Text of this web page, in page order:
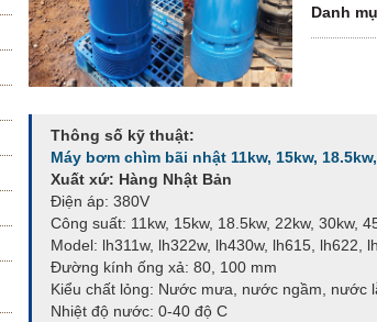
Danh
Thông số kỹ thuật:
Máy bơm chìm bãi nhật 11kw, 15kw,
Xuất xứ: Hàng Nhật Bản
Điện áp: 380V
Công suất: 11kw, 15kw, 18.5kw, 22kw, 30kw,
Model: lh311w, lh322w, lh430w, lh615, lh622,
Đường kính ống xả: 80, 100 mm
Kiểu chất lỏng: Nước mưa, nước ngầm,
Nhiệt độ nước: 0-40 độ C